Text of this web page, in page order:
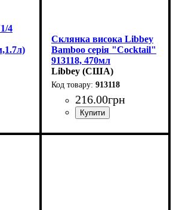
4
Склянка висока Libbey
Bamboo серія "Cocktail"
913118, 470мл
Libbey (США)
913118
216.00грн